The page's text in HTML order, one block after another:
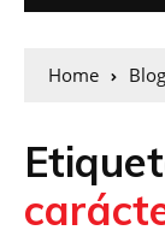
Home Blog